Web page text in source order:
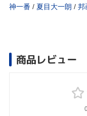
神一番 / 夏目大一朗 / 邦
商品レビュー